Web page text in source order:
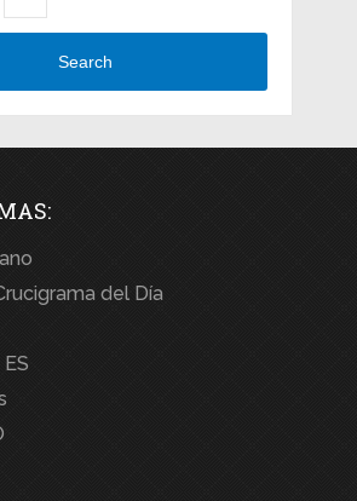
Search
del Día